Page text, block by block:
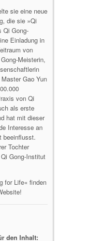
sie eine neue
die sie »Qi
Qi Gong-
Einladung in
von
Meisterin,
Gao Yun
von Qi
als erste
hat mit dieser
Interesse an
beeinflusst.
Tochter
Gong-Institut
for Life« finden
den Inhalt: